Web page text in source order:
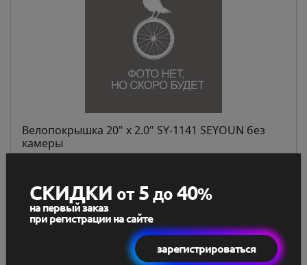
Велопокрышка 20" x 2.0" SY-1141 SEYOUN без
камеры
12,09 BYN
В наличии
СКИДКИ от5до40%
на первый заказ
при регистрации на сайте
зарегистрироваться